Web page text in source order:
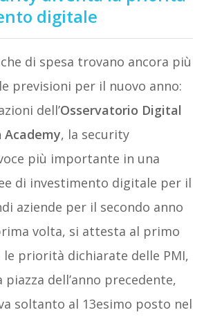
digitale
di spesa trovano ancora più
previsioni per il nuovo anno:
dell’Osservatorio Digital
, la security
più importante in una
di investimento digitale per il
aziende per il secondo anno
volta, si attesta al primo
priorità dichiarate delle PMI,
piazza dell’anno precedente,
soltanto al 13esimo posto nel